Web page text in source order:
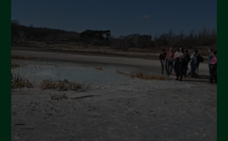
Settembre 2024
Luglio 2024
Maggio 2024
Aprile 2024
Marzo 2024
Febbraio 2024